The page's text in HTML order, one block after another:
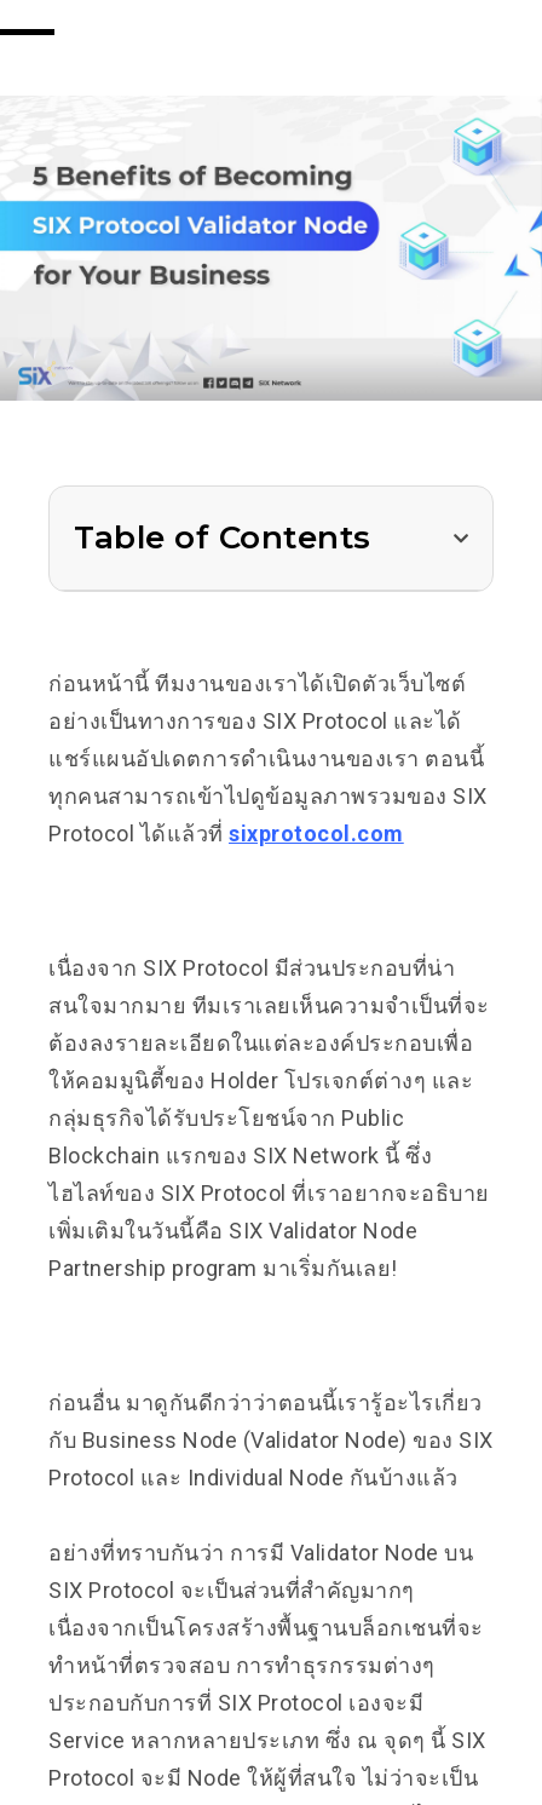
Table of Contents
ก่อนหน้านี้ ทีมงานของเราได้เปิดตัวเว็บไซต์
อย่างเป็นทางการของ SIX Protocol และได้
แชร์แผนอัปเดตการดำเนินงานของเรา ตอนนี้
ทุกคนสามารถเข้าไปดูข้อมูลภาพรวมของ SIX
Protocol ได้แล้วที่ sixprotocol.com
เนื่องจาก SIX Protocol มีส่วนประกอบที่น่า
สนใจมากมาย ทีมเราเลยเห็นความจำเป็นที่จะ
ต้องลงรายละเอียดในแต่ละองค์ประกอบเพื่อ
ให้คอมมูนิตี้ของ Holder โปรเจกต์ต่างๆ และ
กลุ่มธุรกิจได้รับประโยชน์จาก Public
Blockchain แรกของ SIX Network นี้ ซึ่ง
ไฮไลท์ของ SIX Protocol ที่เราอยากจะอธิบาย
เพิ่มเติมในวันนี้คือ SIX Validator Node
Partnership program มาเริ่มกันเลย!
ก่อนอื่น มาดูกันดีกว่าว่าตอนนี้เรารู้อะไรเกี่ยว
กับ Business Node (Validator Node) ของ SIX
Protocol และ Individual Node กันบ้างแล้ว
อย่างที่ทราบกันว่า การมี Validator Node บน
SIX Protocol ​​จะเป็นส่วนที่สำคัญมากๆ
เนื่องจากเป็นโครงสร้างพื้นฐานบล็อกเชนที่จะ
ทำหน้าที่ตรวจสอบ การทำธุรกรรมต่างๆ
ประกอบกับการที่ SIX Protocol เองจะมี
Service หลากหลายประเภท ซึ่ง ณ จุดๆ นี้ SIX
Protocol จะมี Node ให้ผู้ที่สนใจ ไม่ว่าจะเป็น